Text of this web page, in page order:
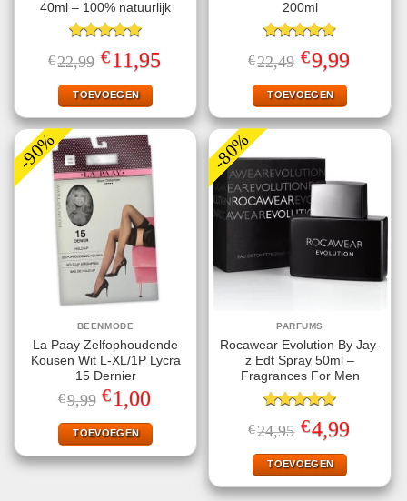
40ml – 100% natuurlijk
Gewaardeerd
5.00uit 5
€22,99 Oorspronkelijke
prijs
was:
€22,99.
€11,95prijs
TOEVOEGEN
200ml
Gewaardeerd
4.78uit 5
€22,49 Oorspronkelijke
prijs
was:
€22,49.
€9,99Huidige
prijs
TOEVOEGEN
-90%
BEENMODE
La Paay Zelfophoudende
Kousen Wit L-XL/1P Lycra
15 Dernier
€9,99 Oorspronkelijke
prijs
was:
€9,99.
€1,00
is:
€1,00.
TOEVOEGEN
-80%
PARFUMS
Rocawear Evolution By Jay-
z Edt Spray 50ml –
Fragrances For Men
Gewaardeerd
5.00uit 5
€24,95 Oorspronkelijke
prijs
was:
€24,95.
€4,99Huidige
prijs
TOEVOEGEN